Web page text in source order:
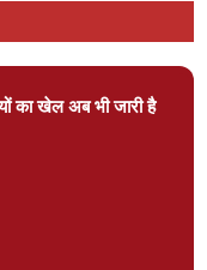
का खेल अब भी जारी है